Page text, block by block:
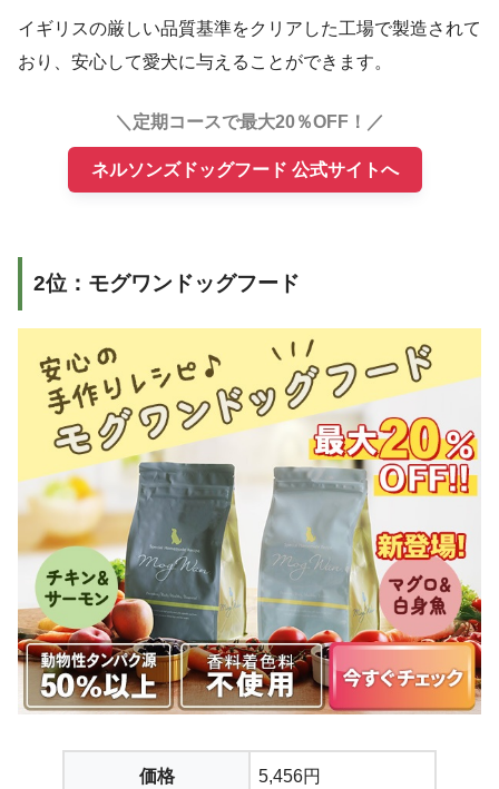
イギリスの厳しい品質基準をクリアした工場で製造されて
おり、安心して愛犬に与えることができます。
＼定期コースで最大20％OFF！／
ネルソンズドッグフード 公式サイトへ
2位：モグワンドッグフード
価格 5,456円